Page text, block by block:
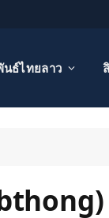
ธ์ไทยลาว